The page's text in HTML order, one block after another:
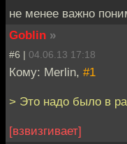
не менее важно
Goblin »
#6 | 04.06.13 17:18
Кому: Merlin, #1
> Это надо было в
[взвизгивает]